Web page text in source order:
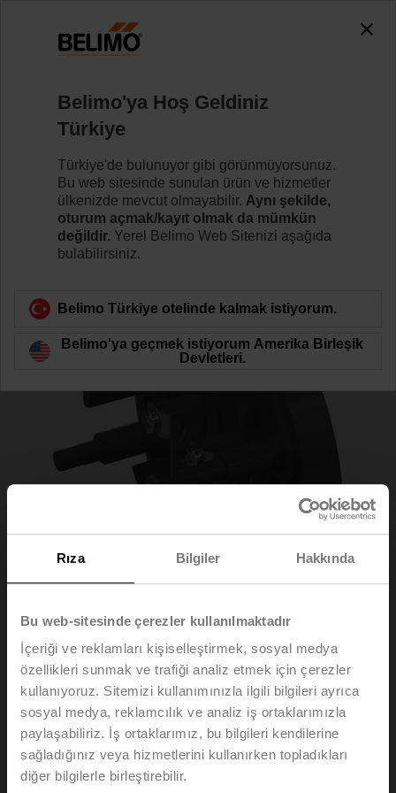
Rıza Bilgiler Hakkında
Bu web-sitesinde çerezler kullanılmaktadır
İçeriği ve reklamları kişiselleştirmek, sosyal medya
özellikleri sunmak ve trafiği analiz etmek için çerezler
kullanıyoruz. Sitemizi kullanımınızla ilgili bilgileri ayrıca
sosyal medya, reklamcılık ve analiz iş ortaklarımızla
paylaşabiliriz. İş ortaklarımız, bu bilgileri kendilerine
sağladığınız veya hizmetlerini kullanırken topladıkları
diğer bilgilerle birleştirebilir.
ZBAE0
Ürün kategorisine dön
ZBAE0
Kör kapak BAE için (hava kanalı iç sıcaklığı için termal
sigorta yoktur)
Tetikleme elemanının sadece kalifiye uzmanlar
tarafından değiştirilmesine izin verilir. Yangın
Belimo'ya Hoş Geldiniz
Türkiye
Türkiye'de bulunuyor gibi görünmüyorsunuz.
Bu web sitesinde sunulan ürün ve hizmetler
ülkenizde mevcut olmayabilir. Aynı şekilde,
oturum açmak/kayıt olmak da mümkün
değildir. Yerel Belimo Web Sitenizi aşağıda
bulabilirsiniz.
Belimo Türkiye otelinde kalmak istiyorum.
Belimo'ya geçmek istiyorum Amerika Birleşik
Devletleri.